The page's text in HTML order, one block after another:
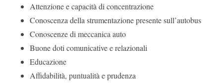
Attenzione e capacità di concentrazione
Conoscenza della strumentazione presente sull’autobus
Conoscenze di meccanica auto
Buone doti comunicative e relazionali
Educazione
Affidabilità, puntualità e prudenza